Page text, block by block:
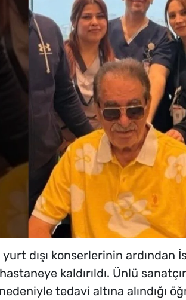
yurt dışı konserlerinin ardından
kaldırıldı. Ünlü
tedavi altına alındığı